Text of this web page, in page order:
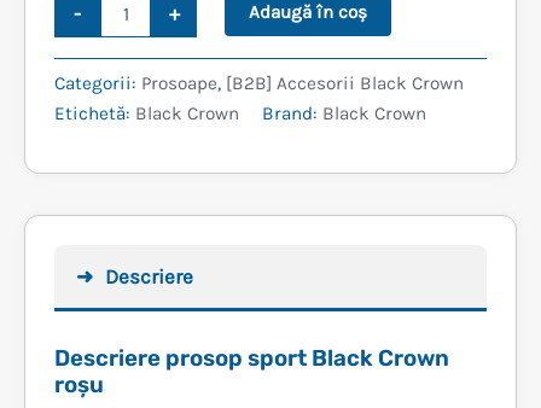
-
CROWN
ROȘU
+ Adaugă în coș
Categorii: Prosoape, [B2B] Accesorii Black Crown
Etichetă: Black Crown Brand: Black Crown
Descriere
Descriere prosop sport Black Crown
roșu